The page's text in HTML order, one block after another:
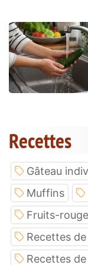
Recettes
Gâteau
Muffins
Fruits-
Recettes
Recettes